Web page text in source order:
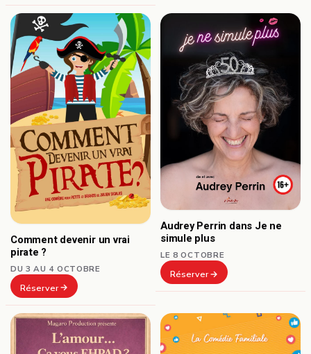
Comment devenir un vrai
pirate ?
DU 3 AU 4 OCTOBRE
Réserver
Audrey Perrin dans Je ne
simule plus
LE 8 OCTOBRE
Réserver